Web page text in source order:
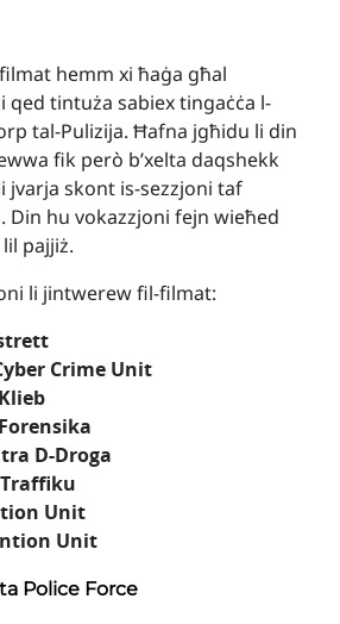
hemm xi ħaġa għal
qed tintuża sabiex tingaċċa l-
tal-Pulizija. Ħafna jgħidu li din
fik però b’xelta daqshekk
jvarja skont is-sezzjoni taf
Din hu vokazzjoni fejn wieħed
pajjiż.
li jintwerew fil-filmat:
Crime Unit
D-Droga
Unit
Unit
Police Force